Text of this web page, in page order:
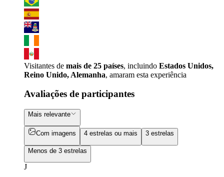
Visitantes de mais de 25 países, incluindo Estados Unidos,
Reino Unido, Alemanha, amaram esta experiência
Avaliações de participantes
Mais relevante
Com imagens 4 estrelas ou mais 3 estrelas
Menos de 3 estrelas
J